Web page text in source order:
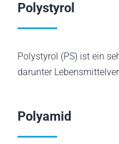
Polystyrol
Polystyrol (PS) ist ein
darunter
Polyamid